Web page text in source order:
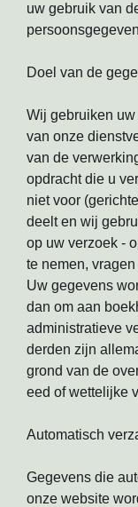
uw gebruik van
Doel van de
Wij gebruiken
van onze
van de
opdracht die u
niet voor
deelt en wij
op uw verzoek -
te nemen,
Uw gegevens
dan om aan
administratieve
derden zijn
grond van de
eed of wettelijke
Automatisch
Gegevens die
onze website